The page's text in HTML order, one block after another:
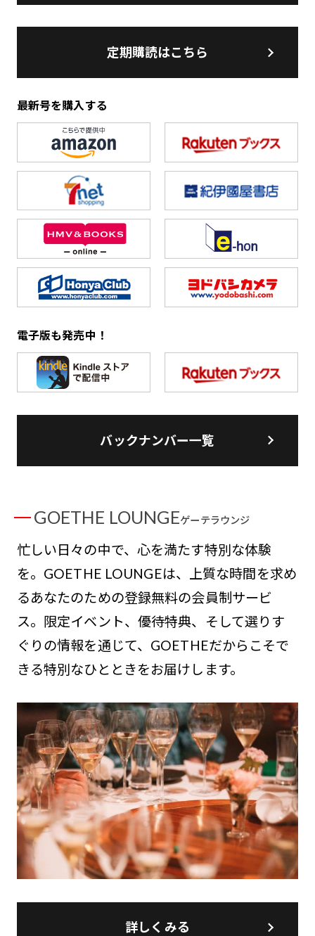
定期購読はこちら
最新号を購入する
電子版も発売中！
バックナンバー一覧
GOETHE LOUNGEゲーテラウンジ
忙しい日々の中で、心を満たす特別な体験
を。GOETHE LOUNGEは、上質な時間を求め
るあなたのための登録無料の会員制サービ
ス。限定イベント、優待特典、そして選りす
ぐりの情報を通じて、GOETHEだからこそで
きる特別なひとときをお届けします。
詳しくみる